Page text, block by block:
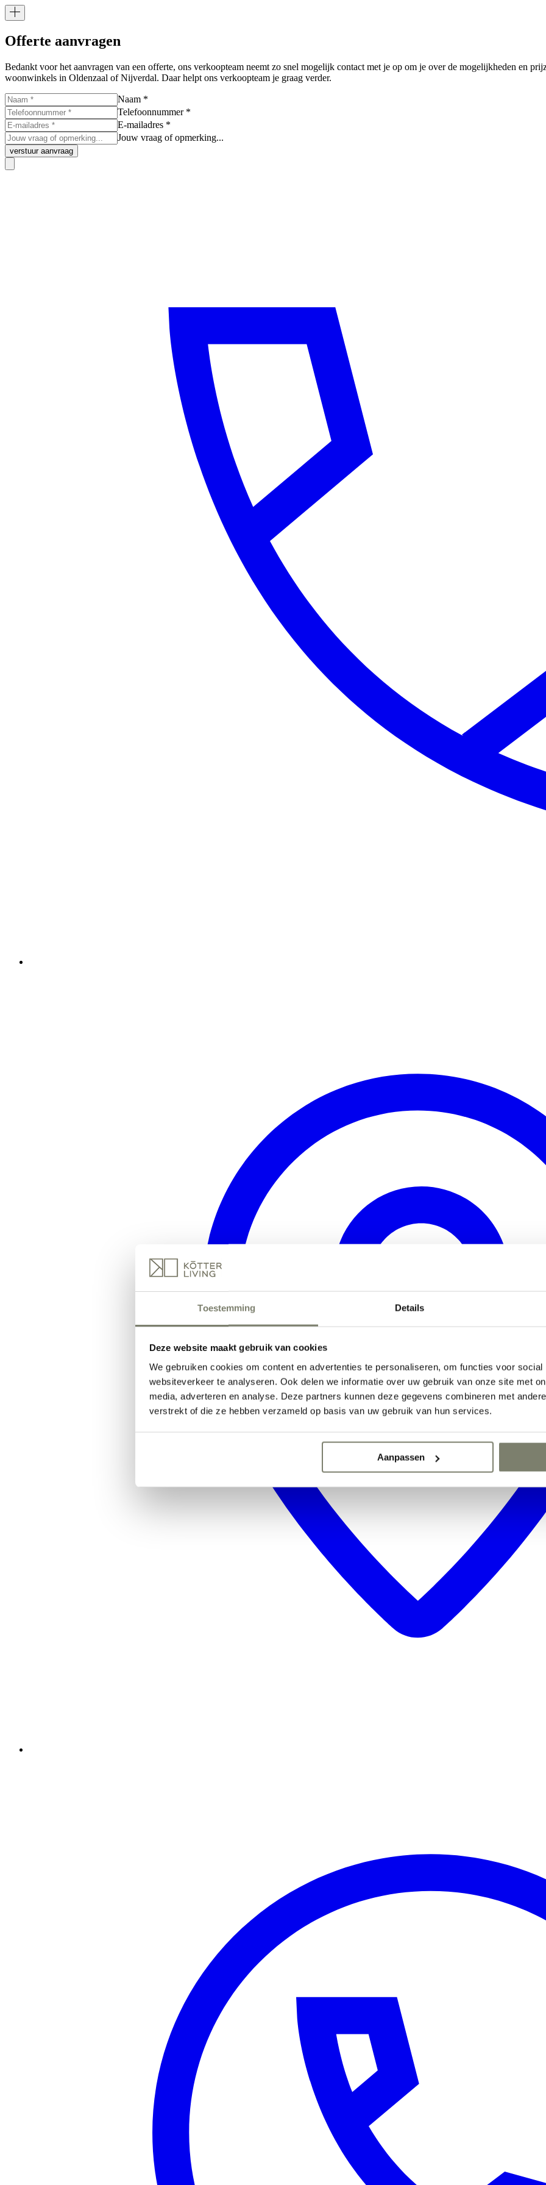
Toestemming Details
Deze website maakt gebruik van cookies
We gebruiken cookies om content en advertenties te personaliseren, om functies voor
websiteverkeer te analyseren. Ook delen we informatie over uw gebruik van onze site met
media, adverteren en analyse. Deze partners kunnen deze gegevens combineren met
verstrekt of die ze hebben verzameld op basis van uw gebruik van hun services.
Aanpassen
Offerte aanvragen
Bedankt voor het aanvragen van een offerte, ons verkoopteam neemt zo snel mogelijk contact met je op om je over de mogelijkheden en
woonwinkels in Oldenzaal of Nijverdal. Daar helpt ons verkoopteam je graag verder.
Naam *
Telefoonnummer *
E-mailadres *
Jouw vraag of opmerking...
verstuur aanvraag